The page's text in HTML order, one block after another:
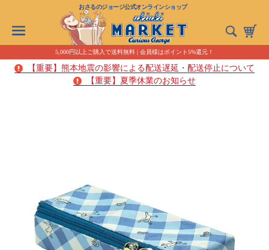
おさるのジョージ公式オンラインショップ
5,000円以上ご購入で送料無料 | 会員様はポイント5%還元！
【重要】熊本地震の影響による配送遅延・配送停止について
【重要】夏季休業のお知らせ